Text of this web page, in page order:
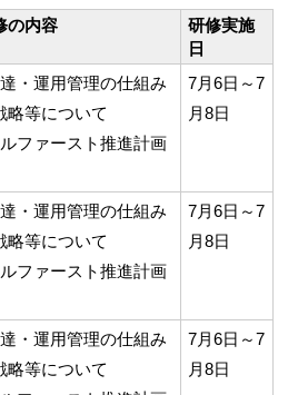
の内容
研修実施
日
達・運用管理の仕組み
略等について
ルファースト推進計画
7月6日～7
月8日
達・運用管理の仕組み
略等について
ルファースト推進計画
7月6日～7
月8日
達・運用管理の仕組み
略等について
7月6日～7
月8日